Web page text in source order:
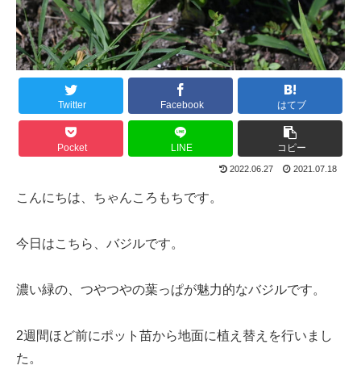
Twitter Facebook はてブ
Pocket LINE コピー
2022.06.27 2021.07.18
こんにちは、ちゃんころもちです。
今日はこちら、バジルです。
濃い緑の、つやつやの葉っぱが魅力的なバジルです。
2週間ほど前にポット苗から地面に植え替えを行いまし
た。